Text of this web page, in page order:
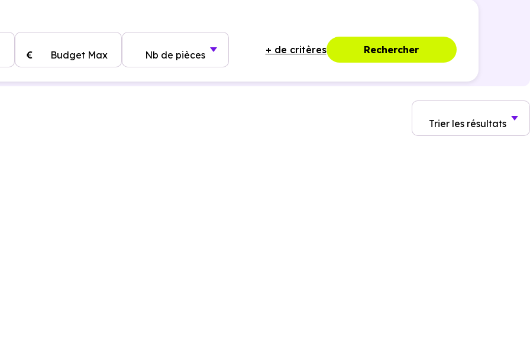
Budget Max
€ Nb de pièces + de critères Rechercher
Trier les résultats